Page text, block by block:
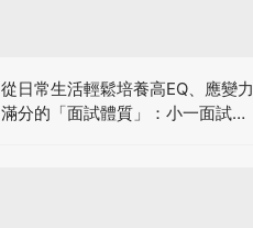
從日常生活輕鬆培養高EQ、應變力
滿分的「面試體質」：小一面試最